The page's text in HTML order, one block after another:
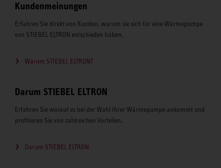
Kundenmeinungen
Erfahren Sie direkt von Kunden, warum sie sich für eine Wärmepumpe
von STIEBEL ELTRON entschieden haben.
Warum STIEBEL ELTRON?
Darum STIEBEL ELTRON
Erfahren Sie worauf es bei der Wahl Ihrer Wärmepumpe ankommt und
profitieren Sie von zahlreichen Vorteilen.
Darum STIEBEL ELTRON